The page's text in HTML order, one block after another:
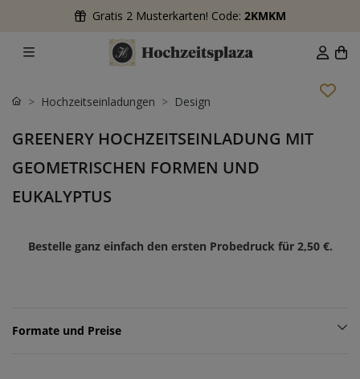
Gratis 2 Musterkarten! Code: 2KMKM
Hochzeitseinladungen Design
GREENERY HOCHZEITSEINLADUNG MIT
GEOMETRISCHEN FORMEN UND
EUKALYPTUS
Bestelle ganz einfach den ersten Probedruck für 2,50 €.
Formate und Preise